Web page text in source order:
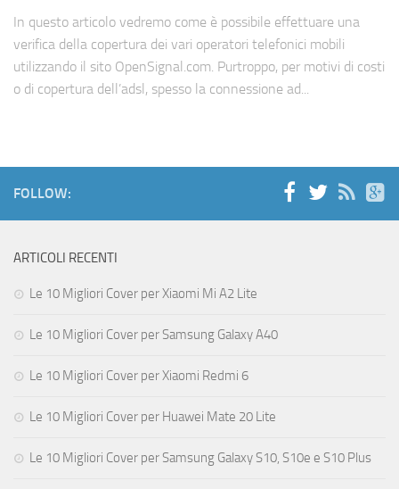
In questo articolo vedremo come è possibile effettuare una
verifica della copertura dei vari operatori telefonici mobili
utilizzando il sito OpenSignal.com. Purtroppo, per motivi di costi
o di copertura dell’adsl, spesso la connessione ad...
FOLLOW:
ARTICOLI RECENTI
Le 10 Migliori Cover per Xiaomi Mi A2 Lite
Le 10 Migliori Cover per Samsung Galaxy A40
Le 10 Migliori Cover per Xiaomi Redmi 6
Le 10 Migliori Cover per Huawei Mate 20 Lite
Le 10 Migliori Cover per Samsung Galaxy S10, S10e e S10 Plus